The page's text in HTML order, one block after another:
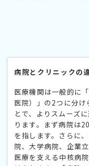
病院とクリニックの
医療機関は一般的に
医院）」の2つに分け
とで、よりスムーズ
ります。まず病院は
を指します。さらに
院、大学病院、企業
医療を支える中核病